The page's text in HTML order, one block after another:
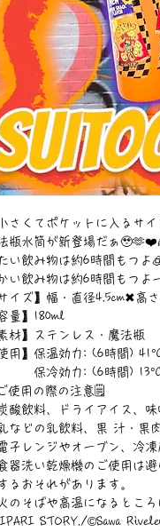
さくてポケットに入るサ
瓶水筒が新登場だぁ
い飲み物は約6時間もつよ
い飲み物は約6時間もつよ
サイズ】幅・直径4.5cm✖︎高さ
量】180ml
素材】ステンレス・魔法瓶
使用】保温効力: (6時間)
冷効力: (6時間)
使用の際の注意🗒
酸飲料、ドライアイス、
などの乳飲料、果 汁・果
子レンジやオーブン、冷
器洗い乾燥機のご使用は
るおそれがあります。
のそばや高温になるとこ
STORY./©︎Sawa